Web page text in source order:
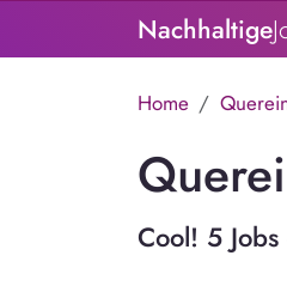
Nachhaltige
Home
Cool! 5